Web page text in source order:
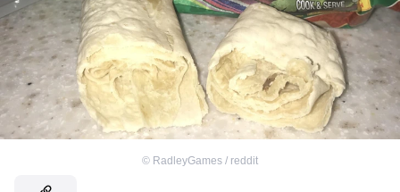
© RadleyGames / reddit